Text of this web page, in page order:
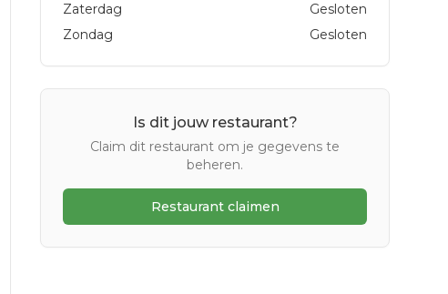
Zaterdag
Gesloten
Zondag
Gesloten
Is dit jouw restaurant?
Claim dit restaurant om je gegevens te
beheren.
Restaurant claimen